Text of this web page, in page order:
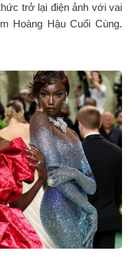
trở lại điện ảnh với vai
Hoàng Hậu Cuối Cùng.